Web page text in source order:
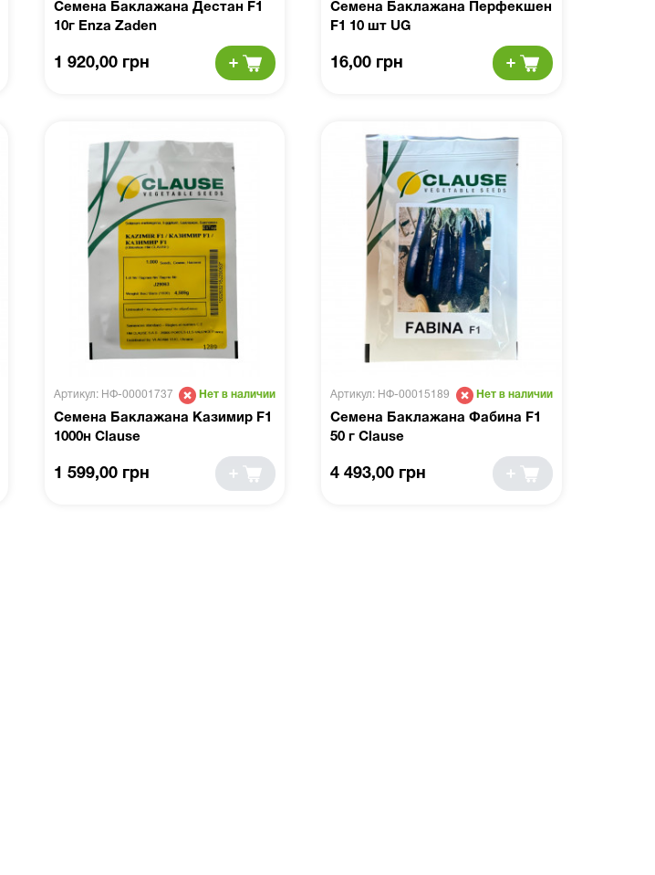
Семена Баклажана Дестан F1
10г Enza Zaden
1 920,00 грн
Семена Баклажана Перфекшен
F1 10 шт UG
16,00 грн
Артикул: НФ-00001737 Нет в наличии
Семена Баклажана Казимир F1
1000н Clause
1 599,00 грн
Артикул: НФ-00015189 Нет в наличии
Семена Баклажана Фабина F1
50 г Clause
4 493,00 грн